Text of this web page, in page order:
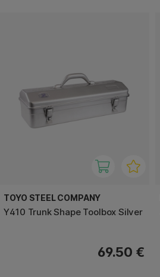
TOYO STEEL COMPANY
Y410 Trunk Shape Toolbox Silver
69.50 €